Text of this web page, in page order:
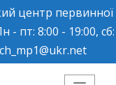
центр первинної
- пт: 8:00 - 19:00, сб:
ch_mp1@ukr.net